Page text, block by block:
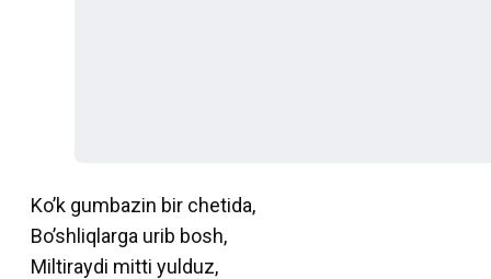
Ko’k gumbazin bir chetida,
Bo’shliqlarga urib bosh,
Miltiraydi mitti yulduz,